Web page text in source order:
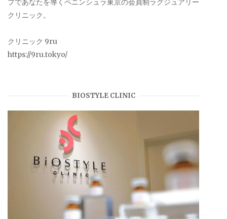
プであなたを導くペニンシュラ東京の会員制ラグジュアリー
クリニック。
クリニック 9ru
https://9ru.tokyo/
BIOSTYLE CLINIC